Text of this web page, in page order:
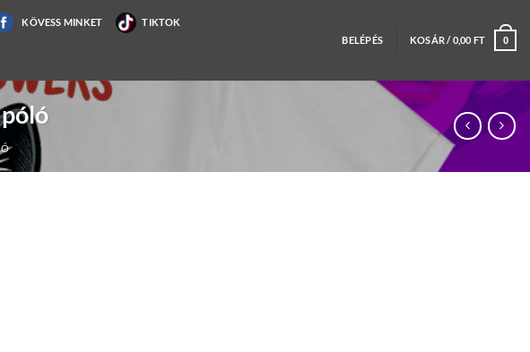
KÖVESS MINKET TIKTOK
BELÉPÉS KOSÁR /0,00 FT 0